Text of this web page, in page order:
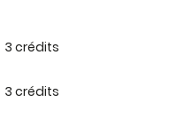
3 crédits
3 crédits